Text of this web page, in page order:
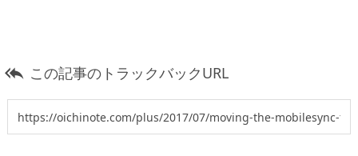
 この記事のトラックバックURL